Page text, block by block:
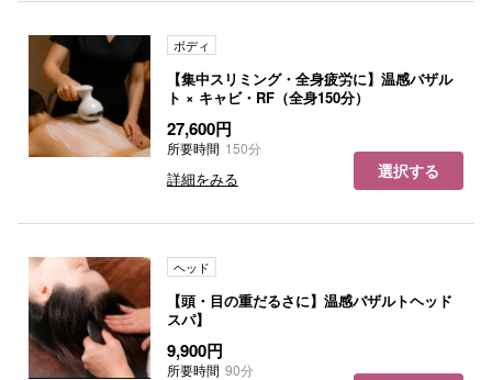
ボディ
【集中スリミング・全身疲労に】温感バザル
ト × キャビ・RF（全身150分）
27,600円
所要時間 150分
詳細をみる 選択する
ヘッド
【頭・目の重だるさに】温感バザルトヘッド
スパ】
9,900円
所要時間 90分